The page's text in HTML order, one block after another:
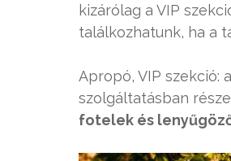
kizárólag a VIP
találkozhatunk, ha a
Apropó, VIP szekció:
szolgáltatásban
fotelek és